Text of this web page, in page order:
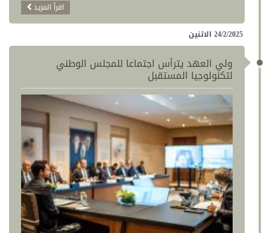
اقرأ المزيد
24/2/2025 الاثنين
ولي العهد يترأس اجتماعا للمجلس الوطني
لتكنولوجيا المستقبل